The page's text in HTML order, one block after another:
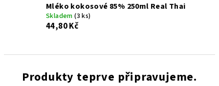
Mléko kokosové 85% 250ml Real Thai
Skladem(3 ks)
44,80 Kč
Produkty teprve připravujeme.